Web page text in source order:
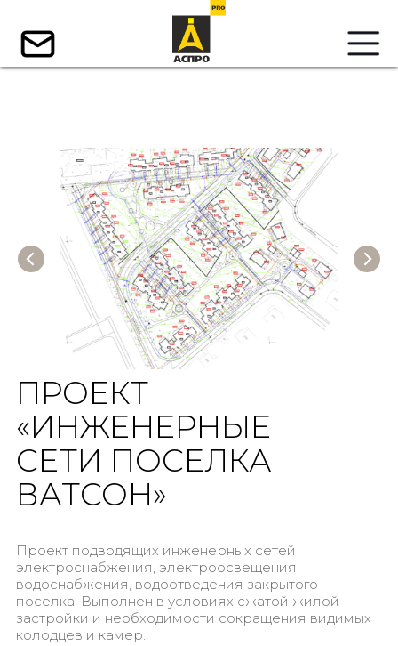
ПРОЕКТ
«ИНЖЕНЕРНЫЕ
СЕТИ ПОСЕЛКА
ВАТСОН»
Проект подводящих инженерных сетей
электроснабжения, электроосвещения,
водоснабжения, водоотведения закрытого
поселка. Выполнен в условиях сжатой жилой
застройки и необходимости сокращения видимых
колодцев и камер.